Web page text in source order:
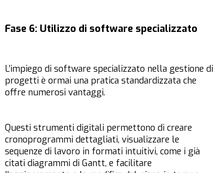
Fase 6: Utilizzo di software specializzato
L’impiego di software specializzato nella gestione di
progetti è ormai una pratica standardizzata che
offre numerosi vantaggi.
Questi strumenti digitali permettono di creare
cronoprogrammi dettagliati, visualizzare le
sequenze di lavoro in formati intuitivi, come i già
citati diagrammi di Gantt, e facilitare